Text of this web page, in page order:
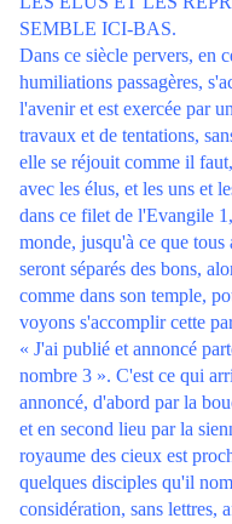
SEMBLE ICI-BAS.
Dans ce siècle pervers, en
humiliations passagères,
l'avenir et est exercée par
travaux et de tentations,
elle se réjouit comme il
avec les élus, et les uns et
dans ce filet de l'Evangile
monde, jusqu'à ce que
seront séparés des bons,
comme dans son temple,
voyons s'accomplir cette
« J'ai publié et annoncé
nombre 3 ». C'est ce qui
annoncé, d'abord par la
et en second lieu par la
royaume des cieux est
quelques disciples qu'il
considération, sans lettres,